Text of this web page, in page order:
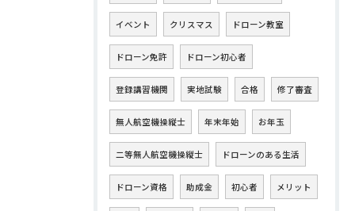
イベント クリスマス ドローン教室
ドローン免許 ドローン初心者
登録講習機関 実地試験 合格 修了審査
無人航空機操縦士 年末年始 お年玉
二等無人航空機操縦士 ドローンのある生活
ドローン資格 助成金 初心者 メリット